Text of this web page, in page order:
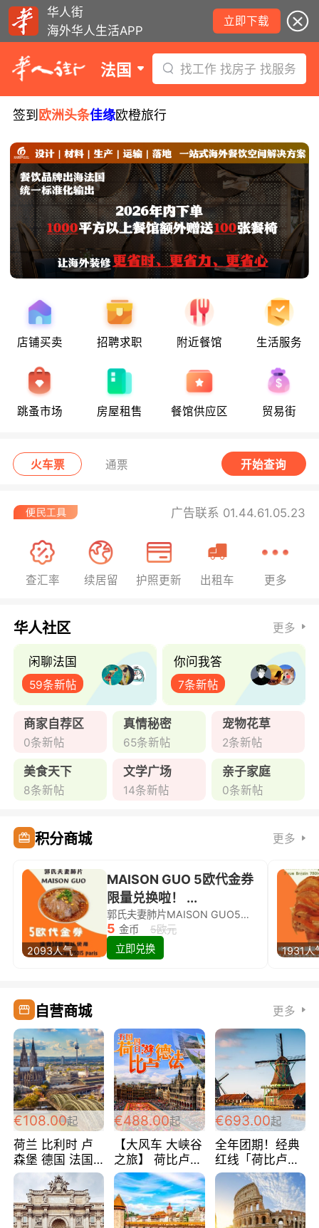
华人街
海外华人生活APP
立即下载
法国 找工作 找房子 找服务
签到 欧洲头条佳缘欧橙旅行
店铺买卖 招聘求职 附近餐馆 生活服务
跳蚤市场 房屋租售 餐馆供应区 贸易街
火车票 通票 开始查询
广告联系 01.44.61.05.23
查汇率 续居留 护照更新 出租车 更多
华人社区 更多
闲聊法国
59条新帖
你问我答
7条新帖
商家自荐区
0条新帖
真情秘密
65条新帖
宠物花草
2条新帖
美食天下
8条新帖
文学广场
14条新帖
亲子家庭
0条新帖
积分商城 更多
2093人气
MAISON GUO 5欧代金券
限量兑换啦！ ...
郭氏夫妻肺片MAISON GUO5欧代金券限量兑换啦！
5 金币
5欧元
立即兑换
1931人
自营商城 更多
€108.00起
荷兰 比利时 卢
森堡 德国 法国
超爽玩遍西欧 循
环线 全程四星宾
馆 108欧/人/天
€488.00起
【大风车 大峡谷
之旅】 荷比卢德
法 巴黎上下 经
典五国四日游
488欧/人
€693.00起
全年团期！经典
红线「荷比卢德
法」七天循环 五
国 仅售99欧/人/
天！巴黎上下！
包拼房~